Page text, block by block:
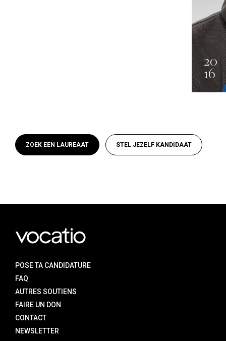
20
16
ZOEK EEN LAUREAAT STEL JEZELF KANDIDAAT
POSE TA CANDIDATURE
FAQ
AUTRES SOUTIENS
FAIRE UN DON
CONTACT
NEWSLETTER